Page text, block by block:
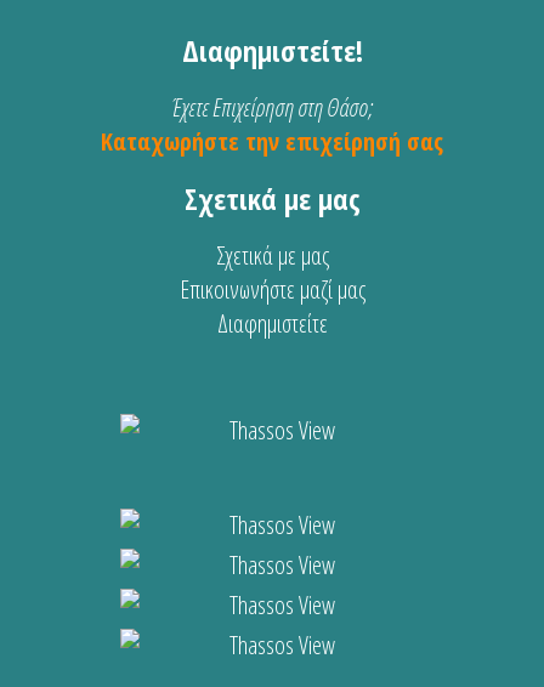
Διαφημιστείτε!
Έχετε Επιχείρηση στη Θάσο;
Καταχωρήστε την επιχείρησή σας
Σχετικά με μας
Σχετικά με μας
Επικοινωνήστε μαζί μας
Διαφημιστείτε